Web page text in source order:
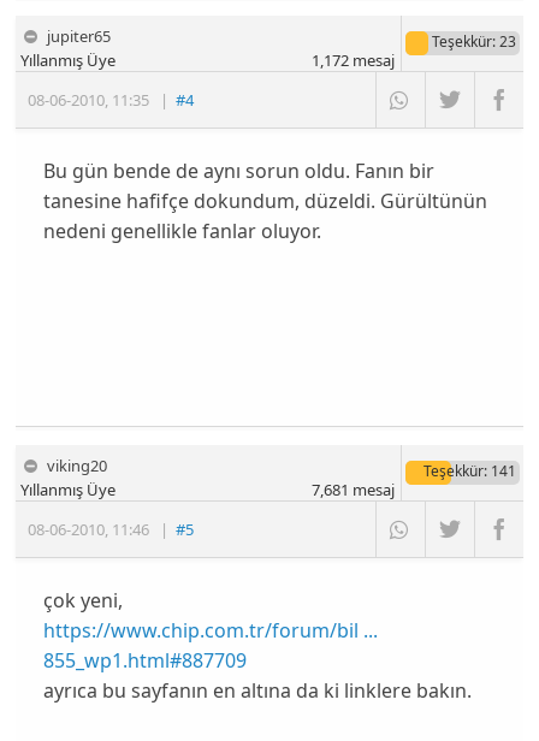
jupiter65
08-06-2010, 11:35 |#4
Yıllanmış Üye
Teşekkür: 23
1,172mesaj
Bu gün bende de aynı sorun oldu. Fanın bir
tanesine hafifçe dokundum, düzeldi. Gürültünün
nedeni genellikle fanlar oluyor.
viking20
08-06-2010, 11:46 |#5
Yıllanmış Üye
Teşekkür: 141
7,681 mesaj
çok yeni,
https://www.chip.com.tr/forum/bil ...
855_wp1.html#887709
ayrıca bu sayfanın en altına da ki linklere bakın.